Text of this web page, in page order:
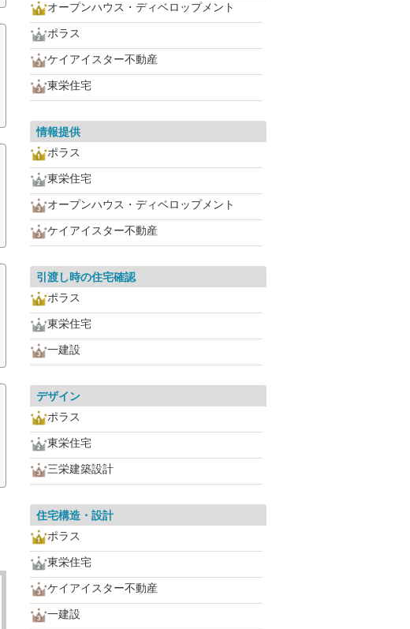
オープンハウス・ディベロップメント
ポラス
ケイアイスター不動産
東栄住宅
情報提供
ポラス
東栄住宅
オープンハウス・ディベロップメント
ケイアイスター不動産
引渡し時の住宅確認
ポラス
東栄住宅
一建設
デザイン
ポラス
東栄住宅
三栄建築設計
住宅構造・設計
ポラス
東栄住宅
ケイアイスター不動産
一建設